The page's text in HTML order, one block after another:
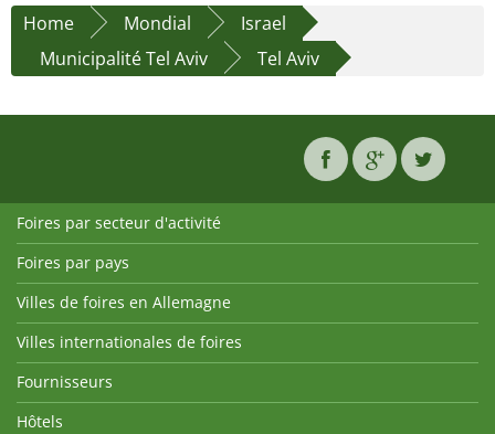
Home Mondial
Israel
Municipalité Tel Aviv
Tel Aviv
Foires par secteur d'activité
Foires par pays
Villes de foires en Allemagne
Villes internationales de foires
Fournisseurs
Hôtels